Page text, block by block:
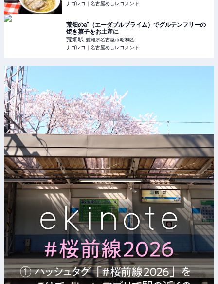
ナゴレコ｜名古屋めしレコメンド
荒畑のa”（エーダブルプライム）でグルテンフリーの
焼き菓子をお土産に
荒畑駅 愛知県名古屋市昭和区
ナゴレコ｜名古屋めしレコメンド